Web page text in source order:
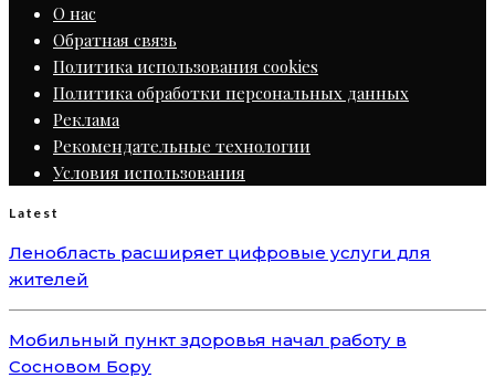
О нас
Обратная связь
Политика использования cookies
Политика обработки персональных данных
Реклама
Рекомендательные технологии
Условия использования
Latest
Ленобласть расширяет цифровые услуги для
жителей
Мобильный пункт здоровья начал работу в
Сосновом Бору